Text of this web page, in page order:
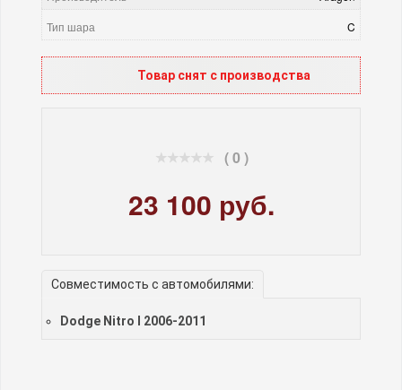
Тип шара
C
Товар снят с производства
( 0 )
23 100 руб.
Совместимость с автомобилями:
Dodge Nitro I 2006-2011